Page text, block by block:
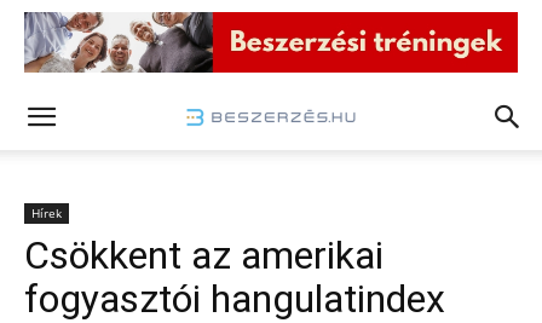
Hírek
Csökkent az amerikai
fogyasztói hangulatindex